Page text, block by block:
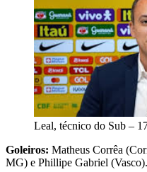
Leal, técnico do Sub –
Goleiros: Matheus Corrêa
MG) e Phillipe Gabriel (Vasco).